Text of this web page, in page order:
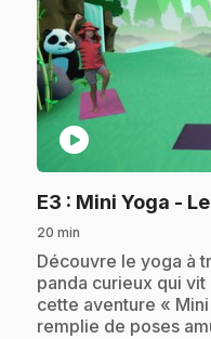
play_circle
E3 : Mini Yoga -
20 min
.Découvre le yoga à
panda curieux qui vit
cette aventure «
remplie de poses